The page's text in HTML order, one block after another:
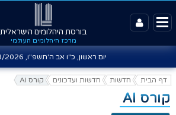
בורסת היהלומים הישראלית
מרכז היהלומים העולמי
יום ראשון, כ"ו אב ה'תשפ"ו, 2026
דף הבית חדשות חדשות ועדכונים קורס AI
קורס AI